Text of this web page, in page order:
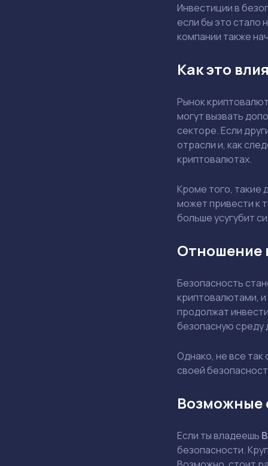
Инвестиции в
если бы это стало
компании также
Как это
Рынок
могут вызвать
секторе. Если
отрасли и, как
криптовалютах.
Кроме того, такие
может привести к
больше усугубит
Отношение
Безопасность
криптовалютами, и
продолжат
безопасную среду
Однако, не все так
своей
Возможные
Если ты владеешь
безопасности.